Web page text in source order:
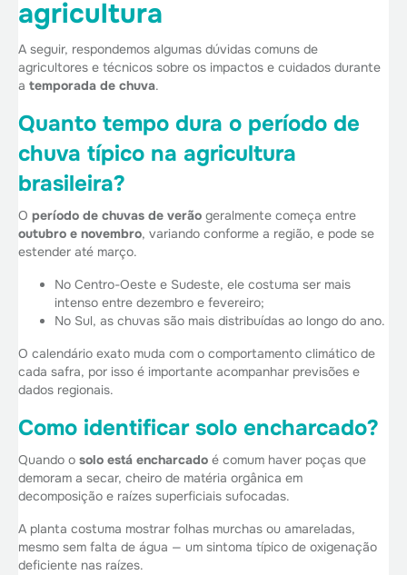
agricultura
A seguir, respondemos algumas dúvidas comuns de
agricultores e técnicos sobre os impactos e cuidados durante
a temporada de chuva.
Quanto tempo dura o período de
chuva típico na agricultura
brasileira?
O período de chuvas de verão geralmente começa entre
outubro e novembro, variando conforme a região, e pode se
estender até março.
No Centro-Oeste e Sudeste, ele costuma ser mais
intenso entre dezembro e fevereiro;
No Sul, as chuvas são mais distribuídas ao longo do ano.
O calendário exato muda com o comportamento climático de
cada safra, por isso é importante acompanhar previsões e
dados regionais.
Como identificar solo encharcado?
Quando o solo está encharcado é comum haver poças que
demoram a secar, cheiro de matéria orgânica em
decomposição e raízes superficiais sufocadas.
A planta costuma mostrar folhas murchas ou amareladas,
mesmo sem falta de água — um sintoma típico de oxigenação
deficiente nas raízes.